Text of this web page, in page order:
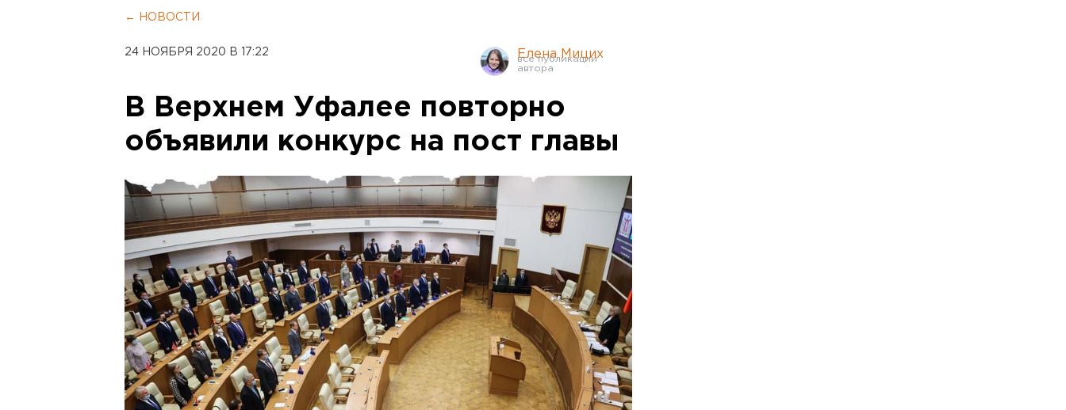
← НОВОСТИ
24 НОЯБРЯ 2020 В 17:22 Елена Мицих
В Верхнем Уфалее повторно
объявили конкурс на пост главы